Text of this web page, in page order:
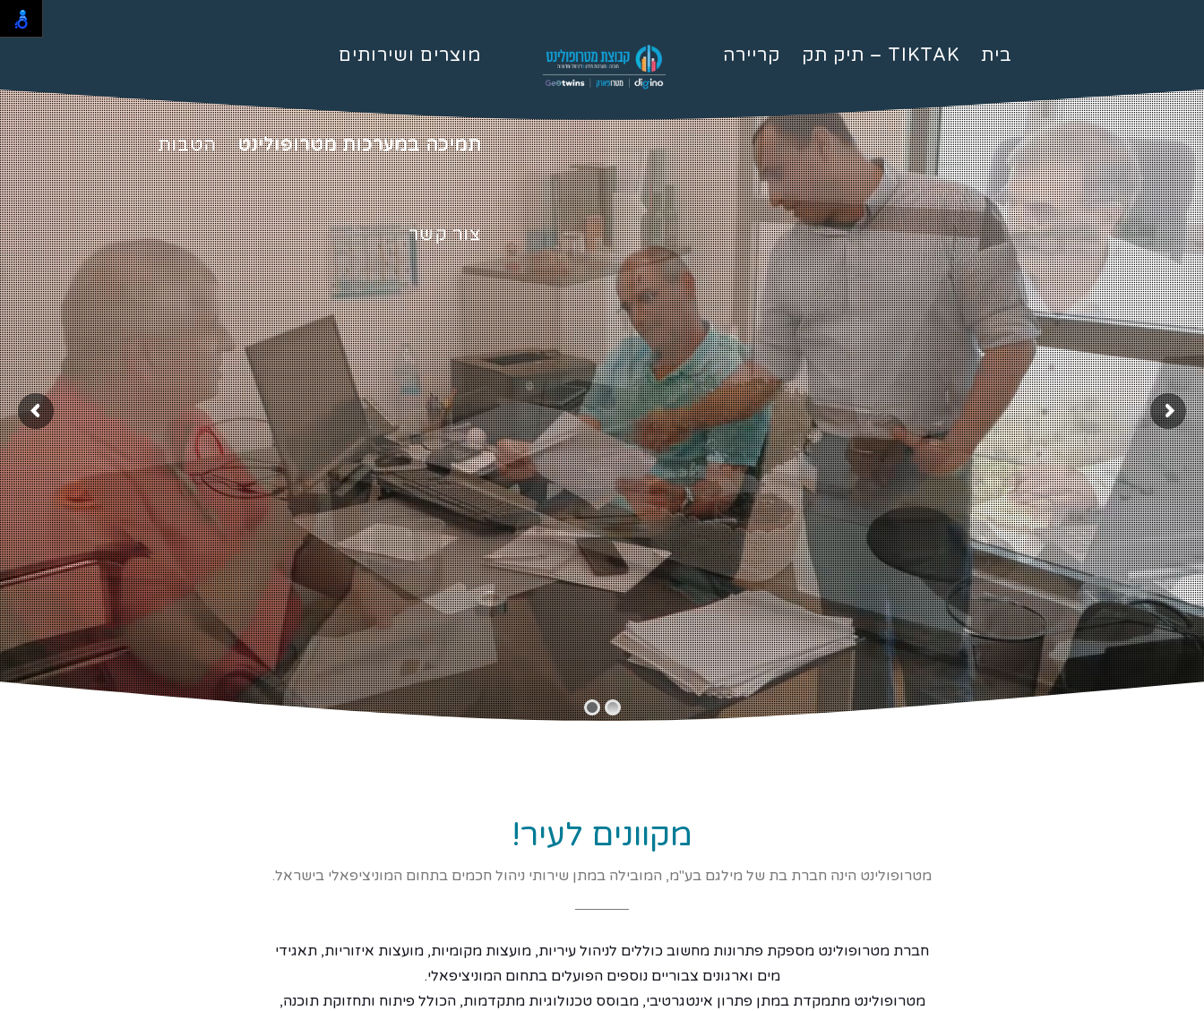
בית תיק תק – TIKTAK קריירה מוצרים ושירותים
תמיכה במערכות מטרופולינט הטבות
צור קשר
מקוונים לעיר!
מטרופולינט הינה חברת בת של מילגם בע"מ, המובילה במתן שירותי ניהול חכמים בתחום המוניציפאלי בישראל.
חברת מטרופולינט מספקת פתרונות מחשוב כוללים לניהול עיריות, מועצות מקומיות, מועצות איזוריות, תאגידי
מים וארגונים צבוריים נוספים הפועלים בתחום המוניציפאלי.
מטרופולינט מתמקדת במתן פתרון אינטגרטיבי, מבוסס טכנולוגיות מתקדמות, הכולל פיתוח ותחזוקת תוכנה,